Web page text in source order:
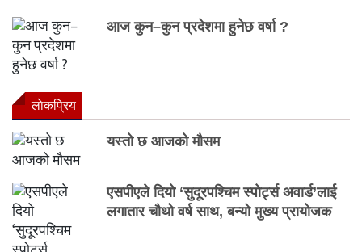
आज कुन–कुन प्रदेशमा हुनेछ वर्षा ?
लाेकप्रिय
यस्तो छ आजको मौसम
एसपीएले दियो ‘सुदूरपश्चिम स्पोर्ट्स अवार्ड’लाई
लगातार चौथो वर्ष साथ, बन्यो मुख्य प्रायोजक